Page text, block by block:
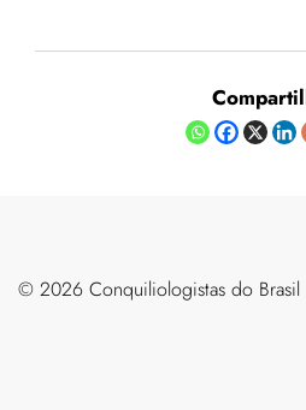
©️ 2026 Conquiliologistas do Brasil